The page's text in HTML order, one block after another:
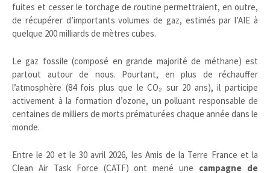
fuites et cesser le torchage de routine permettraient, en outre,
de récupérer d’importants volumes de gaz, estimés par l’AIE à
quelque 200 milliards de mètres cubes.
Le gaz fossile (composé en grande majorité de méthane) est
partout autour de nous. Pourtant, en plus de réchauffer
l’atmosphère (84 fois plus que le CO₂ sur 20 ans), il participe
activement à la formation d’ozone, un polluant responsable de
centaines de milliers de morts prématurées chaque année dans le
monde.
Entre le 20 et le 30 avril 2026, les Amis de la Terre France et la
Clean Air Task Force (CATF) ont mené une campagne de